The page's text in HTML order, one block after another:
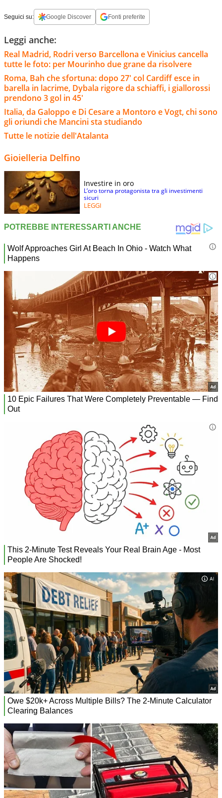
Seguici su: Google Discover Fonti preferite
Leggi anche:
Real Madrid, Rodri verso Barcellona e Vinicius cancella
tutte le foto: per Mourinho due grane da risolvere
Roma, Bah che sfortuna: dopo 27' col Cardiff esce in
barella in lacrime, Dybala rigore da schiaffi, i giallorossi
prendono 3 gol in 45'
Italia, da Galoppo e Di Cesare a Montoro e Vogt, chi sono
gli oriundi che Mancini sta studiando
Tutte le notizie dell'Atalanta
Gioielleria Delfino
Investire in oro
L’oro torna protagonista tra gli investimenti
sicuri
LEGGI